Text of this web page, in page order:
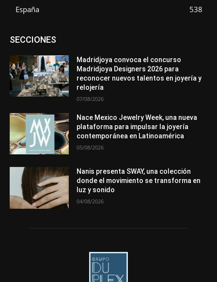
España
538
SECCIONESAsociaciones
Entrevistas
Mundo Técnico
Novedades Opiniones
Perspectiva
Premios
Secciones Sin categoría
Más
Madridjoya convoca el concurso
Madridjoya Designers 2026 para
reconocer nuevos talentos en joyería y
relojería
07/08/2026
Nace Mexico Jewelry Week, una nueva
plataforma para impulsar la joyería
contemporánea en Latinoamérica
05/08/2026
Nanis presenta SWAY, una colección
donde el movimiento se transforma en
luz y sonido
04/08/2026